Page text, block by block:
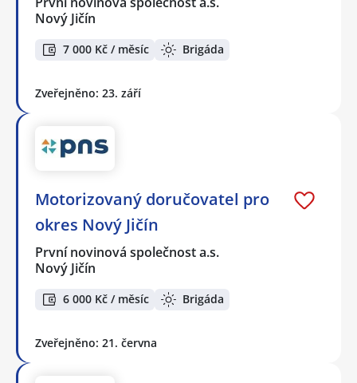
Nový Jičín
7 000 Kč / měsíc Brigáda
Zveřejněno: 23. září
Motorizovaný doručovatel pro
okres Nový Jičín
První novinová společnost a.s.
Nový Jičín
6 000 Kč / měsíc Brigáda
Zveřejněno: 21. června